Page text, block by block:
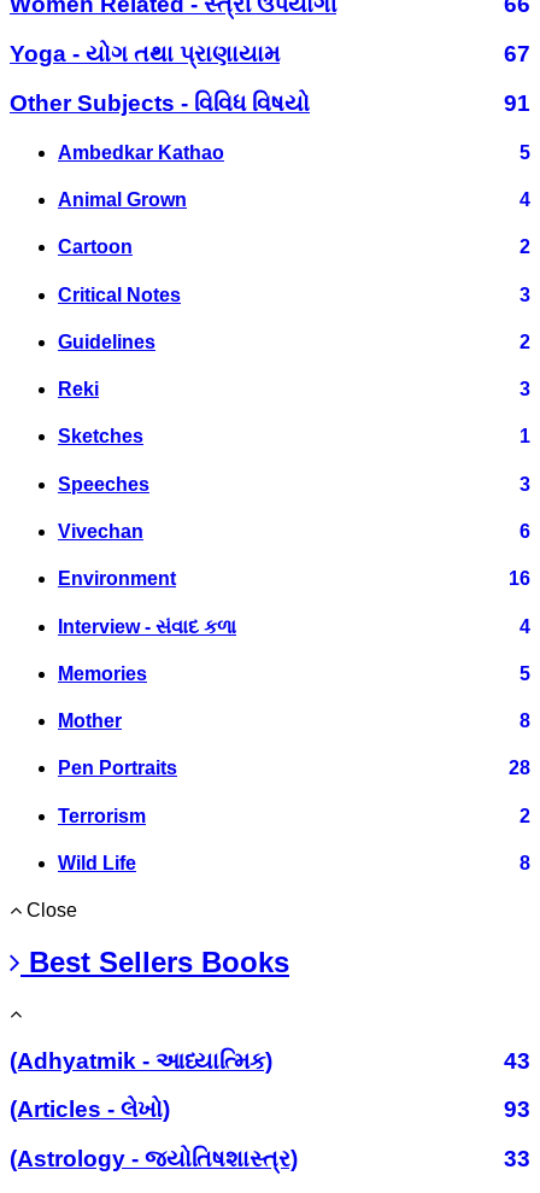
Yoga - યોગ તથા પ્રાણાયામ
67
Other Subjects - વિવિધ વિષયો
91
Ambedkar Kathao 5
Animal Grown 4
Cartoon 2
Critical Notes 3
Guidelines 2
Reki 3
Sketches 1
Speeches 3
Vivechan 6
Environment 16
Interview - સંવાદ કળા 4
Memories 5
Mother 8
Pen Portraits 28
Terrorism 2
Wild Life 8
Close
Best Sellers Books
(Adhyatmik - આધ્યાત્મિક)
43
(Articles - લેખો)
93
(Astrology - જ્યોતિષશાસ્ત્ર)
33